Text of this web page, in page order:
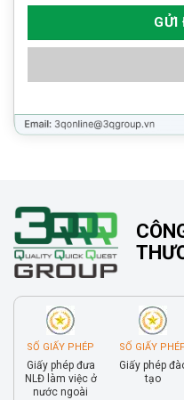
SỐ GIẤY PHÉP
Giấy phép đưa
NLĐ làm việc ở
nước ngoài
SỐ GIẤY
Giấy phép
tạo